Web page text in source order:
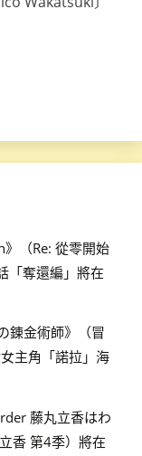
（Re: 從零開始
「奪還編」將在
錬金術師》（冒
主角「諾拉」海
藤丸立香はわ
香 第4季）將在